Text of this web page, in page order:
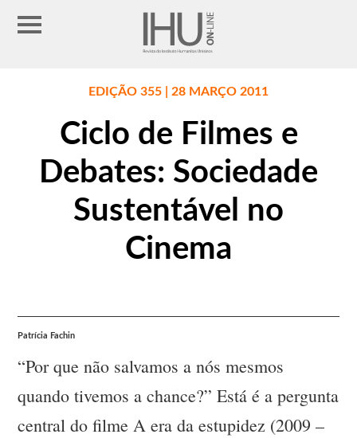
EDIÇÃO 355 | 28 MARÇO 2011
Ciclo de Filmes e
Debates: Sociedade
Sustentável no
Cinema
Patrícia Fachin
“Por que não salvamos a nós mesmos
quando tivemos a chance?” Está é a pergunta
central do filme A era da estupidez (2009 –